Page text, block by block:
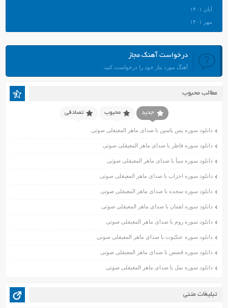
آبان ۱۴۰۱
مهر ۱۴۰۱
مرداد ۱۴۰۱
تیر ۱۴۰۱
فروردین ۱۴۰۱
آذر ۱۴۰۰
آبان ۱۴۰۰
اسفند ۱۳۹۹
آبان ۱۳۹۹
مهر ۱۳۹۹
مرداد ۱۳۹۹
درخواست آهنگ مجاز
آهنگ مورد نیاز خود را درخواست کنید.
مطالب محبوب
جدید محبوب تصادفی
دانلود سوره یس یاسین با صدای ماهر المعیقلی صوتی
دانلود سوره فاطر با صدای ماهر المعیقلی صوتی
دانلود سوره سبأ با صدای ماهر المعیقلی صوتی
دانلود سوره احزاب با صدای ماهر المعیقلی صوتی
دانلود سوره سجده با صدای ماهر المعیقلی صوتی
دانلود سوره لقمان با صدای ماهر المعیقلی صوتی
دانلود سوره روم با صدای ماهر المعیقلی صوتی
دانلود سوره عنکبوت با صدای ماهر المعیقلی صوتی
دانلود سوره قصص با صدای ماهر المعیقلی صوتی
دانلود سوره نمل با صدای ماهر المعیقلی صوتی
تبلیغات متنی